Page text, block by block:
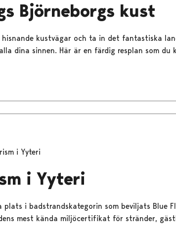
Björneborgs kust
kustvägar och ta in det fantastiska
dina sinnen. Här är en färdig resplan som du
i Yyteri
i Yyteri
i badstrandskategorin som beviljats Blue
mest kända miljöcertifikat för stränder,